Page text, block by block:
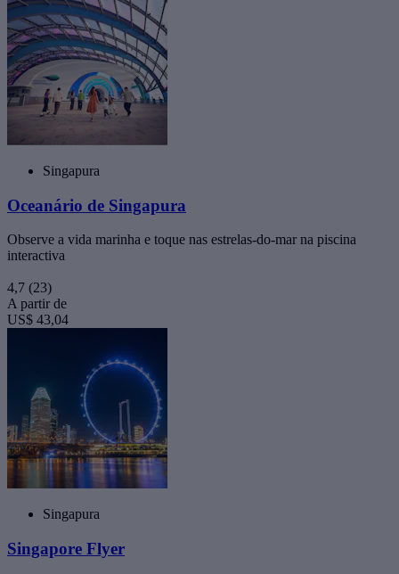
Singapura
Oceanário de Singapura
Observe a vida marinha e toque nas estrelas-do-mar na piscina
interactiva
4,7 (23)
A partir de
US$ 43,04
Singapura
Singapore Flyer